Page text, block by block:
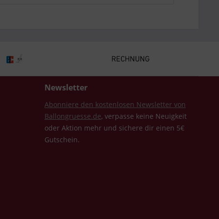
Newsletter
Abonniere den kostenlosen Newsletter von
Ballongruesse.de, verpasse keine Neuigkeit
oder Aktion mehr und sichere dir einen 5€
Gutschein.